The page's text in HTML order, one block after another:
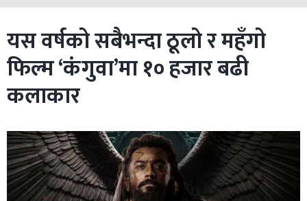
यस वर्षको सबैभन्दा ठूलो र महँगो
फिल्म ‘कंगुवा’मा १० हजार बढी
कलाकार